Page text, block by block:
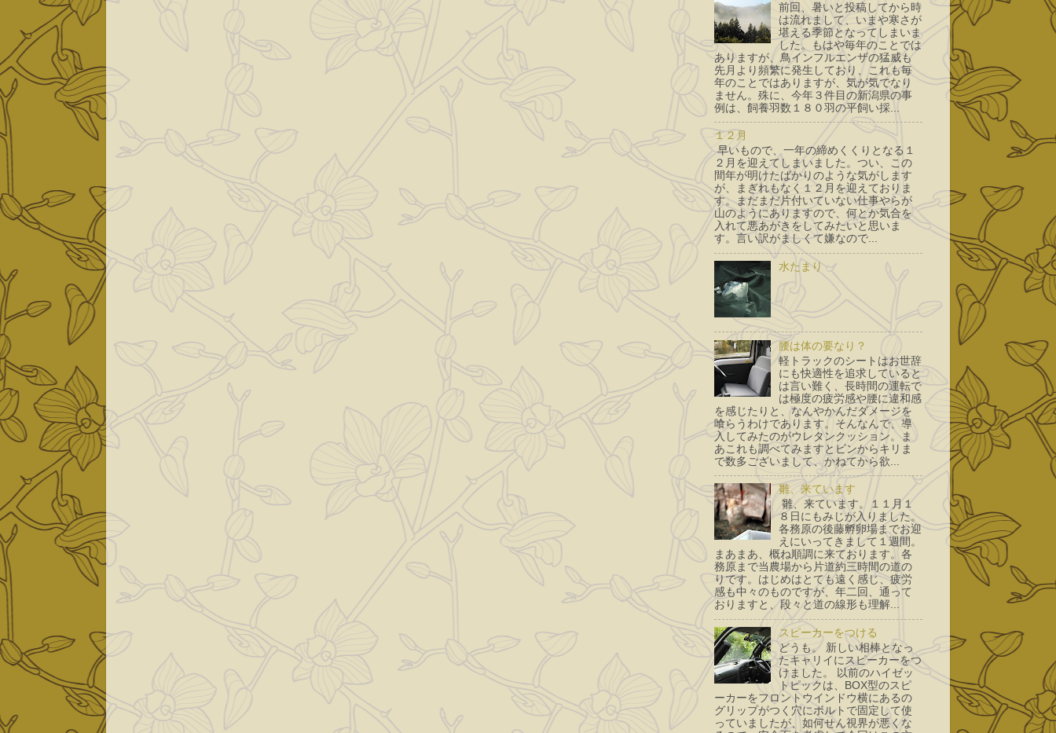
前回、暑いと投稿してから時
は流れまして、いまや寒さが
堪える季節となってしまいま
した。もはや毎年のことでは
ありますが、鳥インフルエンザの猛威も
先月より頻繁に発生しており、これも毎
年のことではありますが、気が気でなり
ません。殊に、今年３件目の新潟県の事
例は、飼養羽数１８０羽の平飼い採...
１２月
早いもので、一年の締めくくりとなる１
２月を迎えてしまいました。つい、この
間年が明けたばかりのような気がします
が、まぎれもなく１２月を迎えておりま
す。まだまだ片付いていない仕事やらが
山のようにありますので、何とか気合を
入れて悪あがきをしてみたいと思いま
す。言い訳がましくて嫌なので...
水たまり
腰は体の要なり？
軽トラックのシートはお世辞
にも快適性を追求していると
は言い難く、長時間の運転で
は極度の疲労感や腰に違和感
を感じたりと、なんやかんだダメージを
喰らうわけであります。そんなんで、導
入してみたのがウレタンクッション。ま
あこれも調べてみますとピンからキリま
で数多ございまして、かねてから欲...
雛、来ています
雛、来ています。１１月１
８日にもみじが入りました。
各務原の後藤孵卵場までお迎
えにいってきまして１週間。
まあまあ、概ね順調に来ております。各
務原まで当農場から片道約三時間の道の
りです。はじめはとても遠く感じ、疲労
感も中々のものですが、年二回、通って
おりますと、段々と道の線形も理解...
スピーカーをつける
どうも。 新しい相棒となっ
たキャリイにスピーカーをつ
けました。 以前のハイゼッ
トピックは、BOX型のスピ
ーカーをフロントウインドウ横にあるの
グリップがつく穴にボルトで固定して使
っていましたが、如何せん視界が悪くな